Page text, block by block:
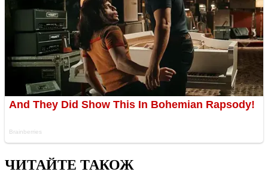
ЧИТАЙТЕ ТАКОЖ